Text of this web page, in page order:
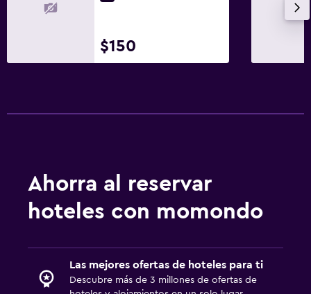
$150
Ahorra al reservar
hoteles con momondo
Las mejores ofertas de hoteles para ti
Descubre más de 3 millones de ofertas de